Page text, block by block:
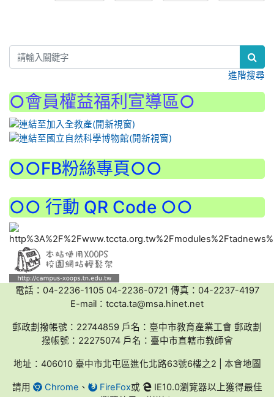
進階搜尋
○會員權益福利宣導區○
○○FB粉絲專頁○○
○○ 行動 QR Code ○○
電話：04-2236-1105 04-2236-0721 傳真：04-2237-4197
E-mail：tccta.ta@msa.hinet.net
郵政劃撥帳號：22744859 戶名：臺中市教育產業工會 郵政劃
撥帳號：22275074 戶名：臺中市直轄市教師會
地址：406010 臺中市北屯區進化北路63號6樓之2 | 本會地圖
請用 Chrome 、 FireFox或
IE10.0瀏覽器以上獲得最佳